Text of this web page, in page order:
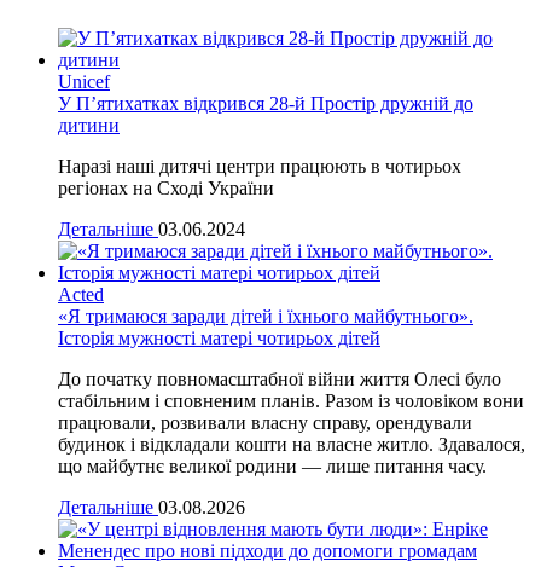
Unicef
У П’ятихатках відкрився 28-й Простір дружній до
дитини
Наразі наші дитячі центри працюють в чотирьох
регіонах на Сході України
Детальніше 03.06.2024
Acted
«Я тримаюся заради дітей і їхнього майбутнього».
Історія мужності матері чотирьох дітей
До початку повномасштабної війни життя Олесі було
стабільним і сповненим планів. Разом із чоловіком вони
працювали, розвивали власну справу, орендували
будинок і відкладали кошти на власне житло. Здавалося,
що майбутнє великої родини — лише питання часу.
Детальніше 03.08.2026